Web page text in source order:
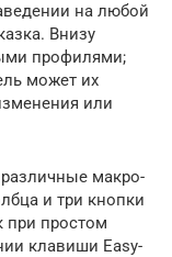
на любой
Внизу
профилями;
может их
или
макро-
и три кнопки
при простом
клавиши Easy-